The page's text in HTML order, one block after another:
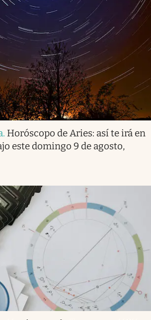
. Horóscopo de Aries: así te irá en
este domingo 9 de agosto,